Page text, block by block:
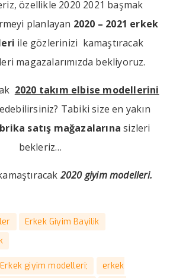
özellikle 2020 2021 başmak
planlayan 2020 – 2021 erkek
ile gözlerinizi kamaştıracak
magazalarımızda bekliyoruz.
2020 takım elbise modellerini
Tabiki size en yakın
satış mağazalarına sizleri
bekleriz…
2020 giyim modelleri.
Erkek Giyim Bayilik
giyim modelleri;
erkek